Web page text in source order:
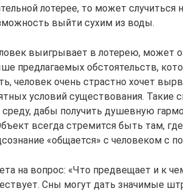
лотерее, то может случиться
выйти сухим из воды.
выигрывает в лотерею, может
предлагаемых обстоятельств,
человек очень страстно хочет
условий существования. Такие
дабы получить душевную
всегда стремится быть там,
«общается» с человеком с
на вопрос: «Что предвещает и к
Сны могут дать значимые